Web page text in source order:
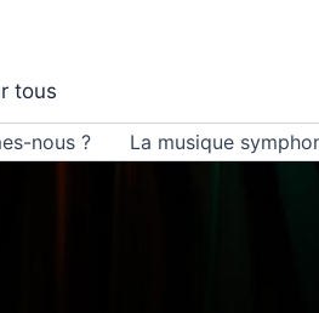
tous
nous ? La musique